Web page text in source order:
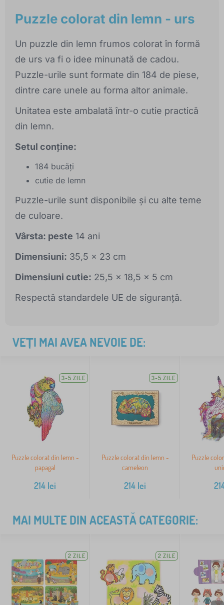
Puzzle colorat din lemn - urs
Un puzzle din lemn frumos colorat în formă
de urs va fi o idee minunată de cadou.
Puzzle-urile sunt formate din 184 de piese,
dintre care unele au forma altor animale.
Unitatea este ambalată într-o cutie practică
din lemn.
Setul conține:
184 bucăți
cutie de lemn
Puzzle-urile sunt disponibile și cu alte teme
de culoare.
Vârsta: peste 14 ani
Dimensiuni: 35,5 x 23 cm
Dimensiuni cutie: 25,5 x 18,5 x 5 cm
Respectă standardele UE de siguranță.
VEȚI MAI AVEA NEVOIE DE:
3-5 ZILE
Puzzle colorat din lemn -
papagal
214 lei
3-5 ZILE
Puzzle colorat din lemn -
cameleon
214 lei
Puzzle
>
MAI MULTE DIN ACEASTĂ CATEGORIE:
2 ZILE 2 ZILE